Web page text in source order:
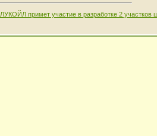
ЛУКОЙЛ примет участие в разработке 2